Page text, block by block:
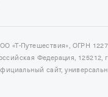
«Т-Путешествия», ОГРН
Федерация, 125212,
сайт,